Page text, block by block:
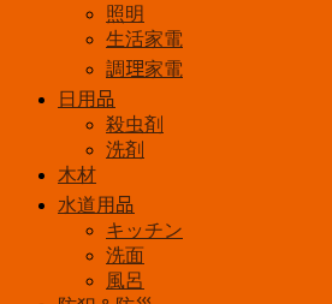
照明
生活家電
調理家電
日用品
殺虫剤
洗剤
木材
水道用品
キッチン
洗面
風呂